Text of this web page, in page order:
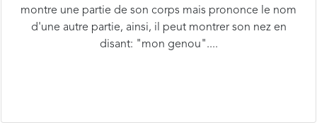
montre une partie de son corps mais prononce le nom
d'une autre partie, ainsi, il peut montrer son nez en
disant: "mon genou"....